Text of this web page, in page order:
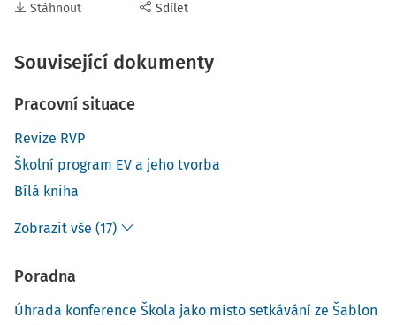
Stáhnout Sdílet
Související dokumenty
Pracovní situace
Revize RVP
Školní program EV a jeho tvorba
Bílá kniha
Zobrazit vše (17)
Poradna
Úhrada konference Škola jako místo setkávání ze Šablon